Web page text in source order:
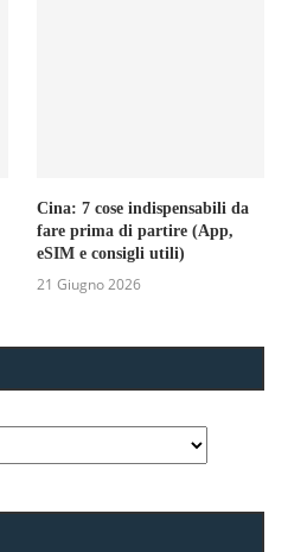
Cina: 7 cose indispensabili da
fare prima di partire (App,
eSIM e consigli utili)
21 Giugno 2026